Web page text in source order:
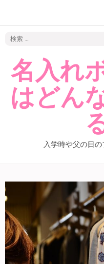
名入れ
はどん
入学時や父の日